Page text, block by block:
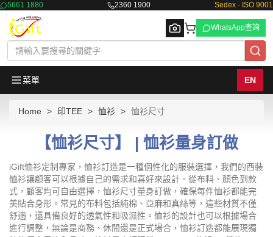
5661 1880 2360 1900 Sedex · ISO 9001
WhatsApp查詢
菜單 EN
Home 印TEE 恤衫 恤衫尺寸
【恤衫尺寸】 | 恤衫量身訂做
iGift恤衫定制專家，恤衫訂造是一種個性化的服裝選擇，我們的西裝
恤衫讓顧客可以根據自己的需求和喜好來設計。從布料、顏色到款
式，顧客均可自由選擇，恤衫尺寸量身訂做，確保每件恤衫都能完
美貼合身形。常見的布料包括純棉、亞麻和真絲等，這些材質不僅
舒適，還具備良好的透氣性和吸濕性。恤衫的設計也可以根據場合
進行調整，無論是商務、休閒還是正式場合，恤衫訂造都能展現獨